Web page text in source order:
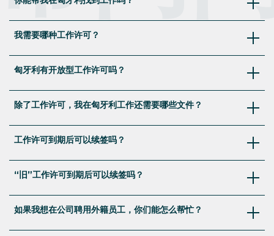
乐意为你处理工作许可和相关的文件手续。
我需要哪种工作许可？
预期薪资以及其他多个因素。如果你需要帮助确定哪种许可
匈牙利有开放型工作许可吗？
工作，换工作时无需申请新的许可。然而，匈牙利的工作许
申请新的许可。
用于 永久居留者或投资者。
除了工作许可，我在匈牙利工作还需要哪些文件？
将你加入工资单。你还需要居留许可，我们将与工作许可一
利，他们也需要依附签证。
工作许可到期后可以续签吗？
天提交，我们建议你提前至少3个月开始准备相关文件，确
“旧”工作许可到期后可以续签吗？
当根据旧法签发的工作许可到期时，可能不再适用。在这种
如果我想在公司聘用外籍员工，你们能怎么帮忙？